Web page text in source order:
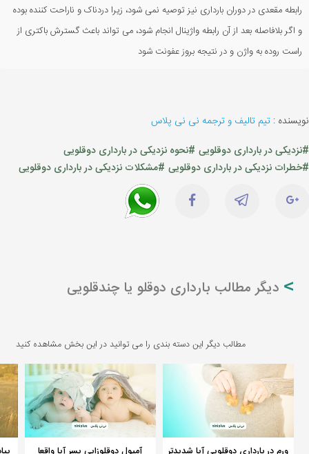
رابطه مقعدی در دوران بارداری نیز توصیه نمی شود، زیرا دردناک و ناراحت کننده بوده
و اگر بلافاصله بعد از آن رابطه واژینال انجام شود، می تواند باعث گسترش باکتری از
راست روده به واژن و در نتیجه بروز عفونت شود
نویسنده : تیم تالیف و ترجمه نی نی پلاس
#نزدیکی در بارداری دوقلویی #نحوه نزدیکی در بارداری دوقلویی
#خطرات نزدیکی در بارداری دوقلویی #مشکلات نزدیکی در بارداری دوقلویی
دیگر مطالب بارداری دوقلو یا چندقلویی
مطالب دیگر این دسته بندی را می توانید در این بخش مشاهده کنید